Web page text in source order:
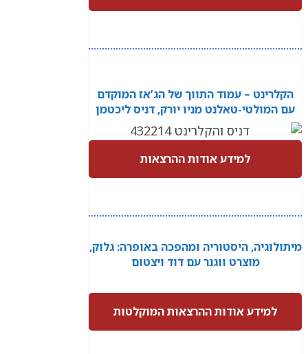
הקלרינט – עמוד התווך של הג’אז המוקדם
עם המולטי-טאלנט מניו יורק, דניס ליכטמן
למידע אודות ההרצאות
מיתולוגיה, היסטוריה ומהפכה באופרה: גלוק,
מוצרט ווגנר עם דוד ויצטום
למידע אודות ההרצאות המוקלטות